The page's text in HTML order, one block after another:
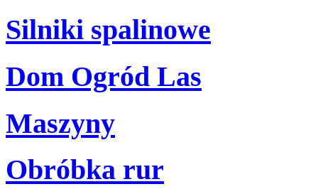
Silniki spalinowe
Dom Ogród Las
Maszyny
Obróbka rur